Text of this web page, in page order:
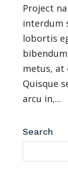
Project
interdum
lobortis
metus, at
Quisque
arcu in,...
Search